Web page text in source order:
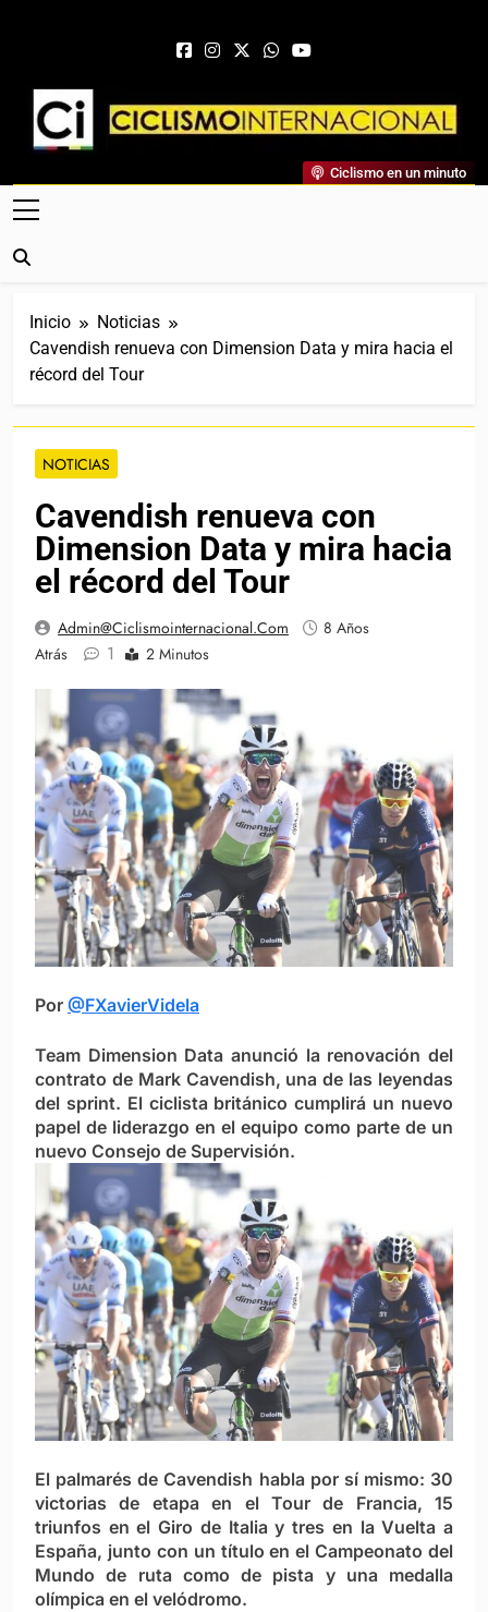
Ciclismo Internacional
Web Dedicada Al Ciclismo Mundial. Entrevistas, Análisis,
Crónicas, Previas Y Más. La Web Ciclista De Referencia.
Ciclismo en un minuto
Inicio
Noticias
Cavendish renueva con Dimension Data y mira hacia el
récord del Tour
NOTICIAS
Cavendish renueva con
Dimension Data y mira hacia
el récord del Tour
Admin@ciclismointernacional.com
8 Años
Atrás
1 2 Minutos
Por @FXavierVidela
Team Dimension Data anunció la renovación del
contrato de Mark Cavendish, una de las leyendas
del sprint. El ciclista británico cumplirá un nuevo
papel de liderazgo en el equipo como parte de un
nuevo Consejo de Supervisión.
El palmarés de Cavendish habla por sí mismo: 30
victorias de etapa en el Tour de Francia, 15
triunfos en el Giro de Italia y tres en la Vuelta a
España, junto con un título en el Campeonato del
Mundo de ruta como de pista y una medalla
olímpica en el velódromo.